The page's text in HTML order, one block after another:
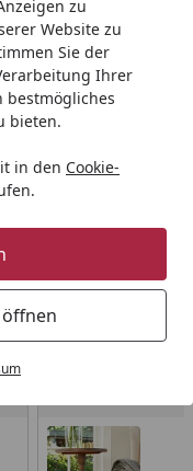
zu
Website zu
Sie der
Ihrer
bestmögliches
bieten.
in den Cookie-